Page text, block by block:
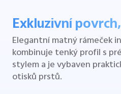
Exkluzivní
Elegantní matný rámeček
kombinuje tenký profil s
stylem a je vybaven
otisků prstů.